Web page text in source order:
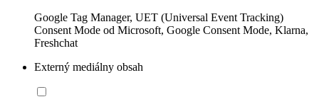
Google Tag Manager, UET (Universal Event Tracking)
Consent Mode od Microsoft, Google Consent Mode, Klarna,
Freshchat
Externý mediálny obsah